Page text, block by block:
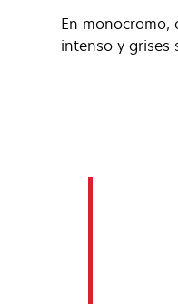
En
intenso y grises